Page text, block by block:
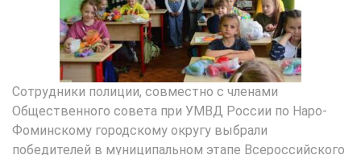
Сотрудники полиции, совместно с членами
Общественного совета при УМВД России по Наро-
Фоминскому городскому округу выбрали
победителей в муниципальном этапе Всероссийского